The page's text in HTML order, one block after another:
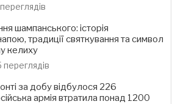
шампанського: історія
традиції святкування та символ
келиху
за добу відбулося 226
армія втратила понад 1200